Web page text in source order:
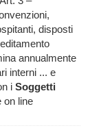
disposti
annualmente
interni ... e
i Soggetti
on line